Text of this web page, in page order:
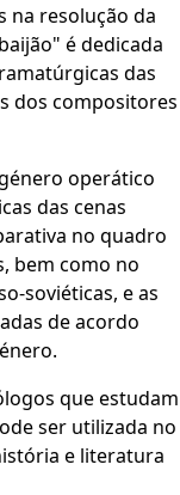
na resolução da
é dedicada
das
dos compositores
operático
das cenas
no quadro
bem como no
soviéticas, e as
de acordo
que estudam
ser utilizada no
e literatura